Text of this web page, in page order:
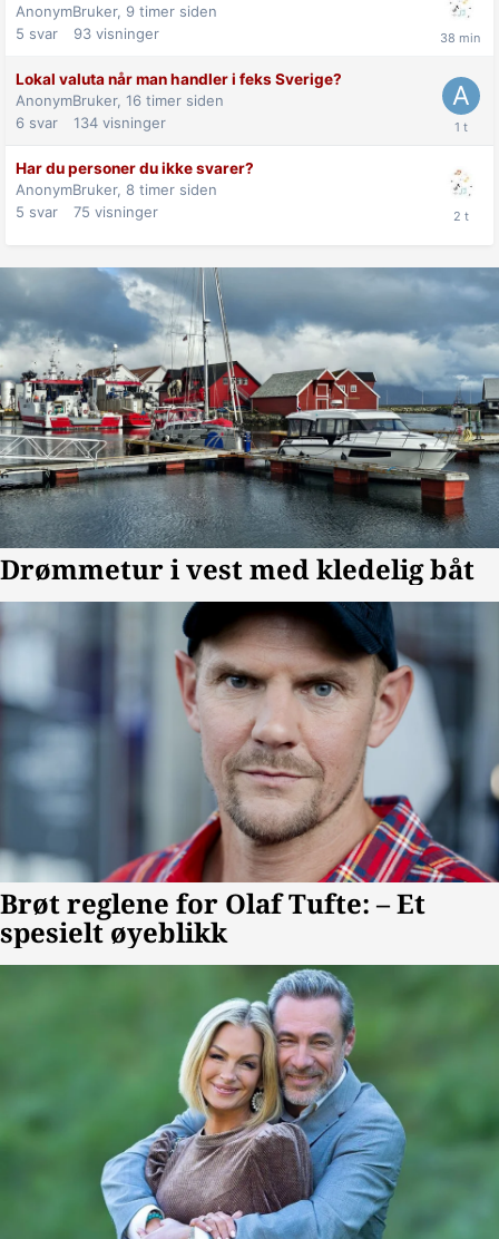
AnonymBruker, 9 timer siden
5 svar 93 visninger
Lokal valuta når man handler i feks Sverige?
AnonymBruker, 16 timer siden
6 svar 134 visninger
Har du personer du ikke svarer?
AnonymBruker, 8 timer siden
5 svar 75 visninger